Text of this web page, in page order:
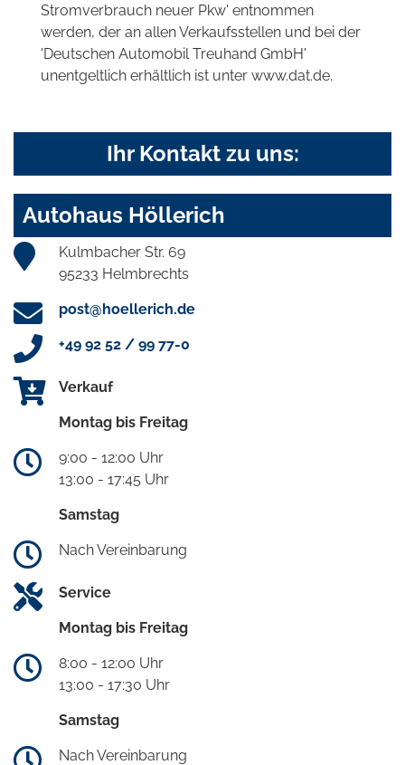
Stromverbrauch neuer Pkw' entnommen
werden, der an allen Verkaufsstellen und bei der
'Deutschen Automobil Treuhand GmbH'
unentgeltlich erhältlich ist unter www.dat.de.
Ihr Kontakt zu uns:
Autohaus Höllerich
Kulmbacher Str. 69
95233 Helmbrechts
post@hoellerich.de
+49 92 52 / 99 77-0
Verkauf
Montag bis Freitag
9:00 - 12:00 Uhr
13:00 - 17:45 Uhr
Samstag
Nach Vereinbarung
Service
Montag bis Freitag
8:00 - 12:00 Uhr
13:00 - 17:30 Uhr
Samstag
Nach Vereinbarung